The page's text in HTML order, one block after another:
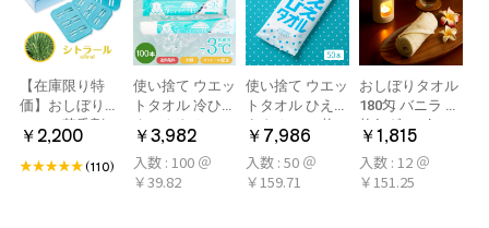
【在庫限り特
価】おしぼり用
アロマ芳香剤
LARME(ラルム)
シトラール 旧デ
￥2,200
(110)
使い捨て ウエッ
トタオル 冷ひや
ネックタオル
50本×2パック
100本 冷感タオ
ル 首 個包装 日
￥3,982
入数 : 100 ＠
￥39.82
使い捨て ウエッ
トタオル ひえひ
えタオル 50枚
冷感タオル ミン
ト アロマおしぼ
り
￥7,986
入数 : 50 ＠
￥159.71
おしぼりタオル
180匁 バニラ 12
枚(1ダース)
￥1,815
入数 : 12 ＠
￥151.25